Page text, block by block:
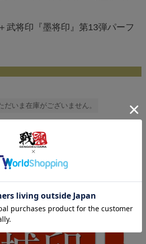
武将印『墨将印』第13弾パーフ
いま在庫がございません。